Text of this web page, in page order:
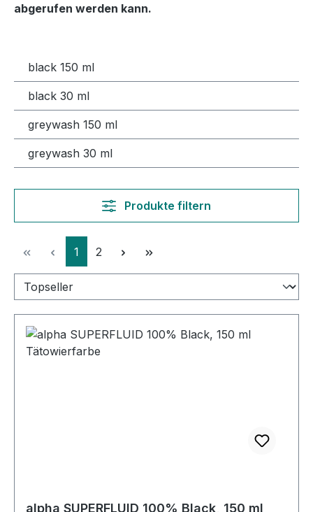
abgerufen werden kann.
black 150 ml
black 30 ml
greywash 150 ml
greywash 30 ml
Produkte filtern
Seite
1 Seite
2
alpha SUPERFLUID 100% Black, 150 ml